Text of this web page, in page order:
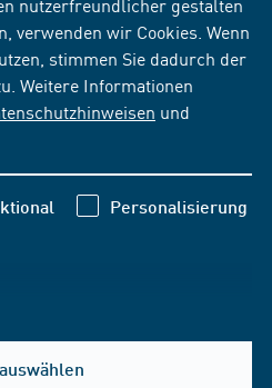
verwenden wir Cookies. Wenn
stimmen Sie dadurch der
Weitere Informationen
und
Personalisierung